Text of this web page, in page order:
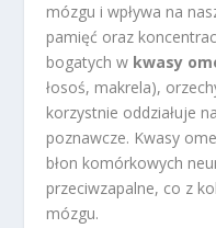
mózgu i wpływa na
pamięć oraz
bogatych w kwasy
łosoś, makrela),
korzystnie oddziałuje
poznawcze. Kwasy
błon komórkowych
przeciwzapalne, co z
mózgu.